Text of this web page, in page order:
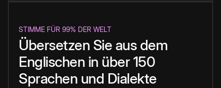
STIMME FÜR 99% DER WELT
Übersetzen Sie aus dem
Englischen in über 150
Sprachen und Dialekte